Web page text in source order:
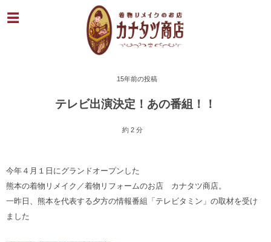
15年前の投稿
テレビ出演決定！あの番組！！
約 2 分
今年４月１日にグランドオープンした
熊本の着物リメイク／着物リフォームのお店 カナタツ商店。
一昨日、熊本を代表する夕方の情報番組「テレビタミン」の取材を受け
ました